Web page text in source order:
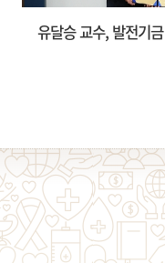
윤윤수 미스토홀딩스